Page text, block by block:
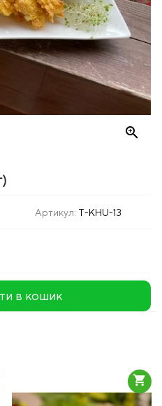
zoom_in
Артикул: T-KHU-13
в кошик
shopping_cart